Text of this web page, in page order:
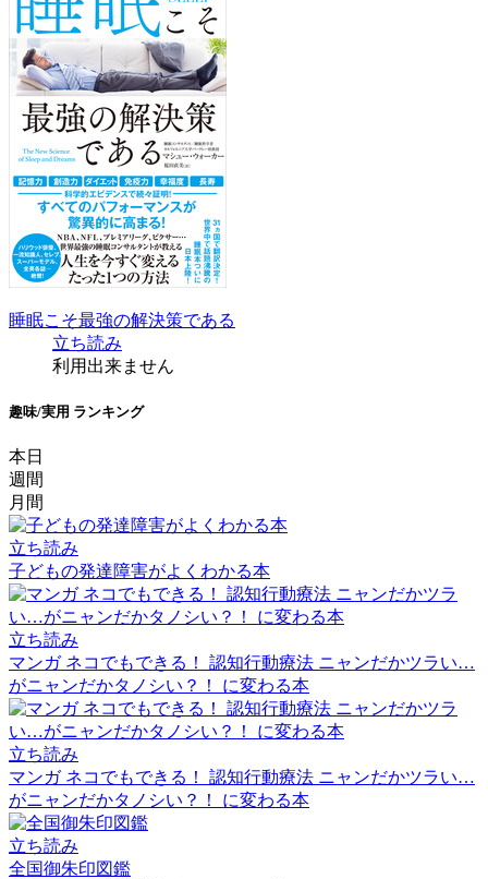
睡眠こそ最強の解決策である
立ち読み
利用出来ません
趣味/実用 ランキング
本日
週間
月間
立ち読み
子どもの発達障害がよくわかる本
立ち読み
マンガ ネコでもできる！ 認知行動療法 ニャンだかツラい…
がニャンだかタノシい？！ に変わる本
立ち読み
マンガ ネコでもできる！ 認知行動療法 ニャンだかツラい…
がニャンだかタノシい？！ に変わる本
立ち読み
全国御朱印図鑑